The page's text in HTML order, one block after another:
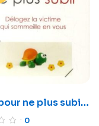
ne plus subir
la victime
0